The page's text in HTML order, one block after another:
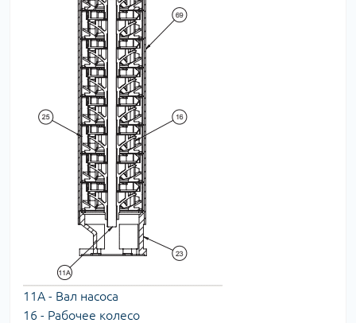
11А - Вал насоса
16 - Рабочее колесо